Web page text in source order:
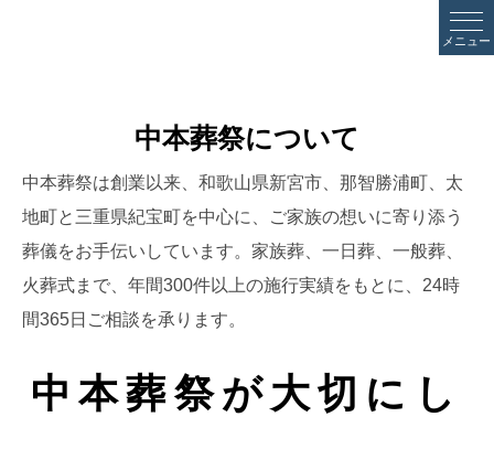
メニュー
中本葬祭について
中本葬祭は創業以来、和歌山県新宮市、那智勝浦町、太
地町と三重県紀宝町を中心に、ご家族の想いに寄り添う
葬儀をお手伝いしています。家族葬、一日葬、一般葬、
火葬式まで、年間300件以上の施行実績をもとに、24時
間365日ご相談を承ります。
中本葬祭が大切にし